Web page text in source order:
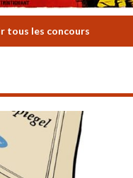
tous les concours